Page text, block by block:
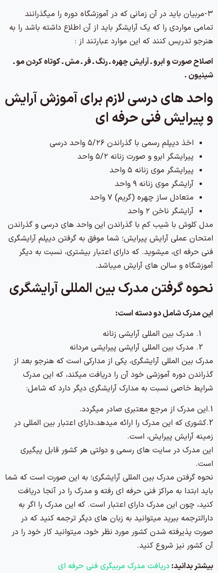
۳-مربیان بايد در آن زمانی که در آموزشگاه دوره را میگذرانند
تمامي مواردي را كه يك آرايشگر بايد از آن اطلاع داشته باشد را به
هنرجو تدريس كنند كه اين موارد عبارتند از :
اصلاح صورت و ابرو ـ آرايش چهره ـ رنگ ـ فر ـ مش ـ كوتاه كردن مو ـ
شينيون .
واحد های درسی لازم برای آموزش آرایش
و پیرایش فنی حرفه ای
اخذ دیپلم رسمی با گذراندن ۵/۲۶ واحد درسی
پیرایشگر ابرو و صورت زنانه ۵/۲ واحد
پیرایشگر موی زنانه ۵ واحد
آرایشگر موی زنانه ۹ واحد
متعادل ساز چهره (گریم) ۷ واحد
آرایشگر ناخن ۲ واحد
مدل کلوش با شیب کم با گذراندن این واحد های درسی و گذراندن
امتحان عملی آرایش پیرایش؛ شما موفق به گرفتن دیپلم آرایشگری
فنی حرفه ای، میشوید. که دارای اعتبار بیشتری، نسبت به دیگر
آموزشگاه و سالن های آرایش میباشد.
نحوه گرفتن مدرک بین المللی آرایشگری
این مدرک شامل دو دسته است:
مدرک بین المللی آرایشی زنانه
مدرک بین المللی آرایشی پیرایشی مردانه
مدرک بین المللی آرایشگری، یکی از مدارکی است که هنرجو بعد از
گذراندن دوره آموزشی خود آن را دریافت میکند، که این مدرک
شرایط خاصی نسبت به مدارک آرایشگری دیگر دارد که شامل:
1.این مدرک از مرجع معتبری صادر میگردد.
2.کشوری که این مدرک را ارائه میدهد،دارای اعتبار بین المللی در
زمینه آرایش پیرایش، است.
این مدرک در سایت های رسمی و دولتی هر کشور قابل پیگیری
است.
نحوه گرفتن مدرک بین المللی آرایشگری؛ به این صورت است که شما
باید ابتدا به مراکز فنی حرفه ای رفته و مدرک را در آنجا دریافت
کنید، چون این مدرک دارای اعتبار است. که این مدرک را اگر به
دارالترجمه ببرید میتوانید به زبان های دیگر ترجمه کنید که در
صورت پذیرفته شدن کشور مورد نظر خود، میتوانید کار خود را در
آن کشور نیز شروع کنید.
بیشتر بدانید: دریافت مدرک مربیگری فنی حرفه ای